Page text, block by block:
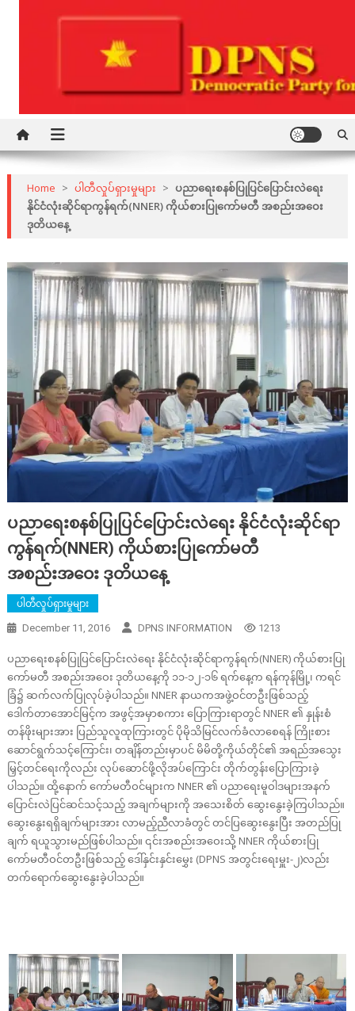
DPNS
Home > ပါတီလှုပ်ရှားမှုများ > ပညာရေးစနစ်ပြုပြင်ပြောင်းလဲရေး
နိုင်ငံလုံးဆိုင်ရာကွန်ရက်(NNER) ကိုယ်စားပြုကော်မတီ အစည်းအဝေး
ဒုတိယနေ့
ပညာရေးစနစ်ပြုပြင်ပြောင်းလဲရေး နိုင်ငံလုံးဆိုင်ရာ
ကွန်ရက်(NNER) ကိုယ်စားပြုကော်မတီ
အစည်းအဝေး ဒုတိယနေ့
ပါတီလှုပ်ရှားမှုများ
December 11, 2016 DPNS INFORMATION 1213
ပညာရေးစနစ်ပြုပြင်ပြောင်းလဲရေး နိုင်ငံလုံးဆိုင်ရာကွန်ရက်(NNER) ကိုယ်စားပြု
ကော်မတီ အစည်းအဝေး ဒုတိယနေ့ကို ၁၁-၁၂-၁၆ ရက်နေ့က ရန်ကုန်မြို့၊ ကရင်
ခြံ၌ ဆက်လက်ပြုလုပ်ခဲ့ပါသည်။ NNER နာယကအဖွဲ့ဝင်တဦးဖြစ်သည့်
ဒေါက်တာအောင်မြင့်က အဖွင့်အမှာစကား ပြောကြားရာတွင် NNER ၏ နှုန်းစံ
တန်ဖိုးများအား ပြည်သူလူထုကြားတွင် ပိုမိုသိမြင်လက်ခံလာစေရန် ကြိုးစား
ဆောင်ရွက်သင့်ကြောင်း၊ တချိန်တည်းမှာပင် မိမိတို့ကိုယ်တိုင်၏ အရည်အသွေး
မြှင့်တင်ရေးကိုလည်း လုပ်ဆောင်ဖို့လိုအပ်ကြောင်း တိုက်တွန်းပြောကြားခဲ့
ပါသည်။ ထို့နောက် ကော်မတီဝင်များက NNER ၏ ပညာရေးမူဝါဒများအနက်
ပြောင်းလဲပြင်ဆင်သင့်သည့် အချက်များကို အသေးစိတ် ဆွေးနွေးခဲ့ကြပါသည်။
ဆွေးနွေးရရှိချက်များအား လာမည့်ညီလာခံတွင် တင်ပြဆွေးနွေးပြီး အတည်ပြု
ချက် ရယူသွားမည်ဖြစ်ပါသည်။ ၎င်းအစည်းအဝေးသို့ NNER ကိုယ်စားပြု
ကော်မတီဝင်တဦးဖြစ်သည့် ဒေါ်နှင်းနှင်းမွှေး (DPNS အတွင်းရေးမှူး-၂)လည်း
တက်ရောက်ဆွေးနွေးခဲ့ပါသည်။